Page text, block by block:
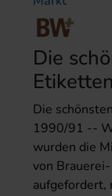
Die
Die
1990/91 --
wurden die
von
aufgefordert,